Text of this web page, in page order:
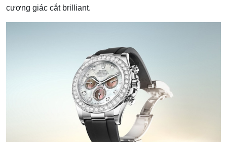
cương giác cắt brilliant.